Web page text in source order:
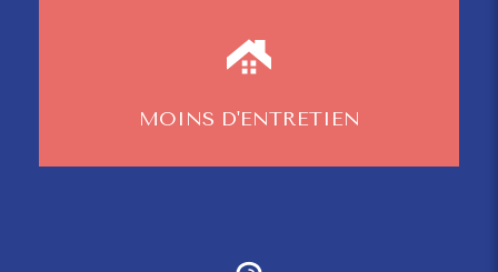
MOINS D'ENTRETIEN